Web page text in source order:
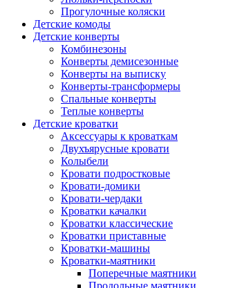
Прогулочные коляски
Детские комоды
Детские конверты
Комбинезоны
Конверты демисезонные
Конверты на выписку
Конверты-трансформеры
Спальные конверты
Теплые конверты
Детские кроватки
Аксессуары к кроваткам
Двухъярусные кровати
Колыбели
Кровати подростковые
Кровати-домики
Кровати-чердаки
Кроватки качалки
Кроватки классические
Кроватки приставные
Кроватки-машины
Кроватки-маятники
Поперечные маятники
Продольные маятники